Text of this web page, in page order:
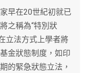
早在20世紀初就已
之稱為“特別狀
立法方式上學者將
金狀態制度，如印
的緊急狀態立法，